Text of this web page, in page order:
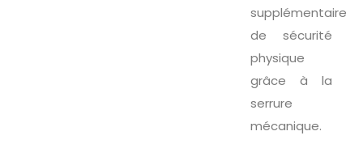
supplémentaire
de sécurité
physique
grâce à la
serrure
mécanique.